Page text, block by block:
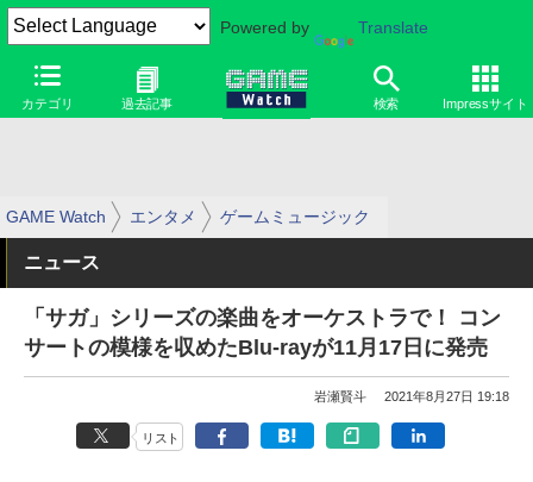
Powered by Translate
カテゴリ 過去記事 検索 Impressサイト
GAME Watch エンタメ ゲームミュージック
ニュース
「サガ」シリーズの楽曲をオーケストラで！ コン
サートの模様を収めたBlu-rayが11月17日に発売
岩瀬賢斗 2021年8月27日 19:18
リスト